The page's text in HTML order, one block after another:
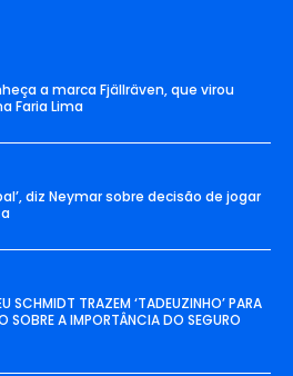
a marca Fjällräven, que virou
Faria Lima
diz Neymar sobre decisão de jogar
SCHMIDT TRAZEM ‘TADEUZINHO’ PARA
SOBRE A IMPORTÂNCIA DO SEGURO